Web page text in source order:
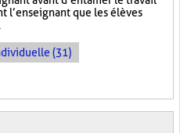
l’enseignant que les élèves
(31)